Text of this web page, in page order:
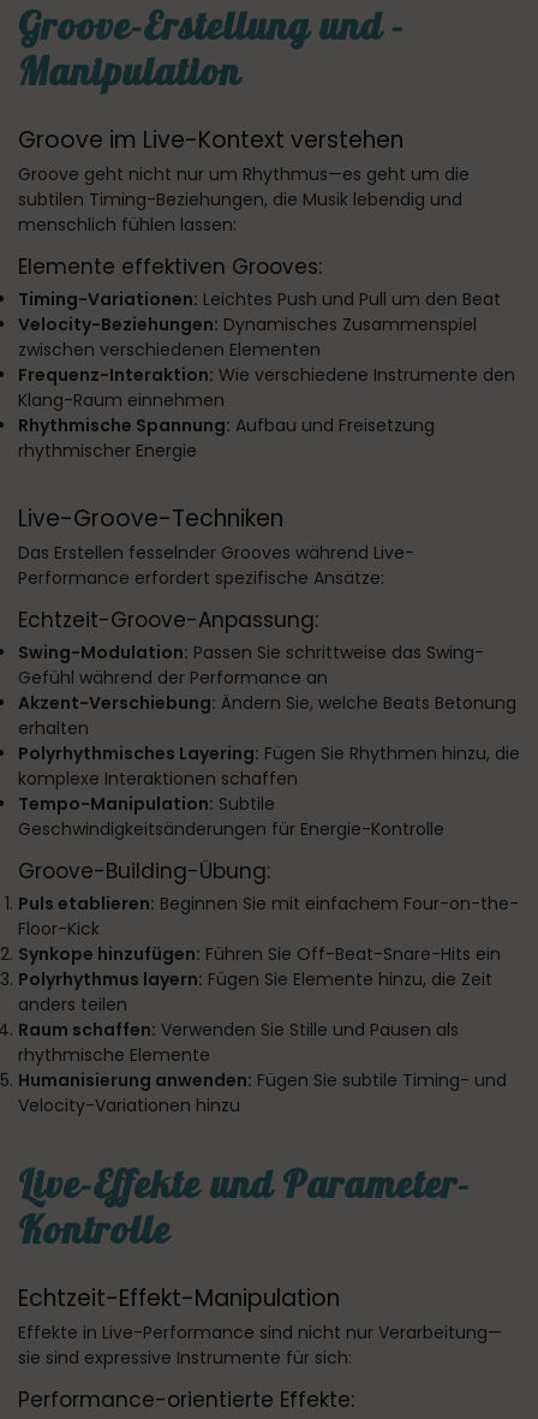
Groove-Erstellung und -
Manipulation
Groove im Live-Kontext verstehen
Groove geht nicht nur um Rhythmus—es geht um die
subtilen Timing-Beziehungen, die Musik lebendig und
menschlich fühlen lassen:
Elemente effektiven Grooves:
Timing-Variationen: Leichtes Push und Pull um den Beat
Velocity-Beziehungen: Dynamisches Zusammenspiel
zwischen verschiedenen Elementen
Frequenz-Interaktion: Wie verschiedene Instrumente den
Klang-Raum einnehmen
Rhythmische Spannung: Aufbau und Freisetzung
rhythmischer Energie
Live-Groove-Techniken
Das Erstellen fesselnder Grooves während Live-
Performance erfordert spezifische Ansätze:
Echtzeit-Groove-Anpassung:
Swing-Modulation: Passen Sie schrittweise das Swing-
Gefühl während der Performance an
Akzent-Verschiebung: Ändern Sie, welche Beats Betonung
erhalten
Polyrhythmisches Layering: Fügen Sie Rhythmen hinzu, die
komplexe Interaktionen schaffen
Tempo-Manipulation: Subtile
Geschwindigkeitsänderungen für Energie-Kontrolle
Groove-Building-Übung:
Puls etablieren: Beginnen Sie mit einfachem Four-on-the-
Floor-Kick
Synkope hinzufügen: Führen Sie Off-Beat-Snare-Hits ein
Polyrhythmus layern: Fügen Sie Elemente hinzu, die Zeit
anders teilen
Raum schaffen: Verwenden Sie Stille und Pausen als
rhythmische Elemente
Humanisierung anwenden: Fügen Sie subtile Timing- und
Velocity-Variationen hinzu
Live-Effekte und Parameter-
Kontrolle
Echtzeit-Effekt-Manipulation
Effekte in Live-Performance sind nicht nur Verarbeitung—
sie sind expressive Instrumente für sich:
Performance-orientierte Effekte: